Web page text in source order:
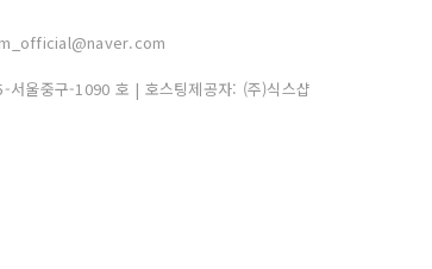
서울중구-1090 호 | 호스팅제공자: (주)식스샵